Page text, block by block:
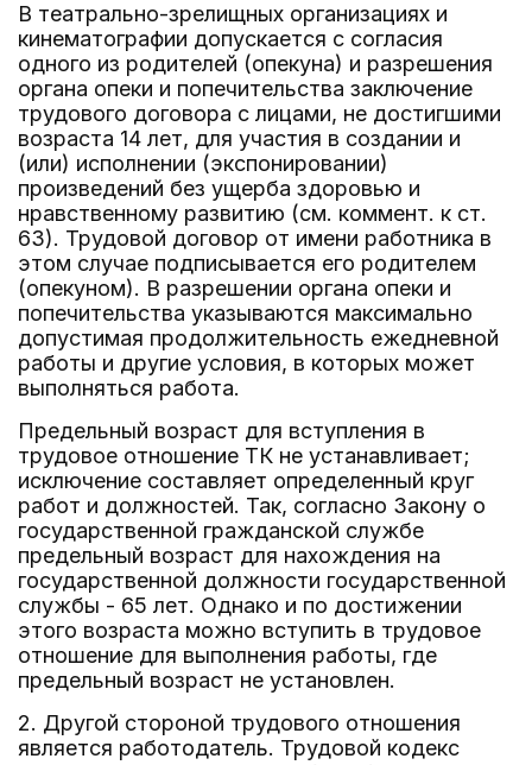
В театрально-зрелищных организациях и
кинематографии допускается с согласия
одного из родителей (опекуна) и разрешения
органа опеки и попечительства заключение
трудового договора с лицами, не достигшими
возраста 14 лет, для участия в создании и
(или) исполнении (экспонировании)
произведений без ущерба здоровью и
нравственному развитию (см. коммент. к ст.
63). Трудовой договор от имени работника в
этом случае подписывается его родителем
(опекуном). В разрешении органа опеки и
попечительства указываются максимально
допустимая продолжительность ежедневной
работы и другие условия, в которых может
выполняться работа.
Предельный возраст для вступления в
трудовое отношение ТК не устанавливает;
исключение составляет определенный круг
работ и должностей. Так, согласно Закону о
государственной гражданской службе
предельный возраст для нахождения на
государственной должности государственной
службы - 65 лет. Однако и по достижении
этого возраста можно вступить в трудовое
отношение для выполнения работы, где
предельный возраст не установлен.
2. Другой стороной трудового отношения
является работодатель. Трудовой кодекс